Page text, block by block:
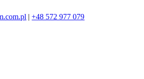
|+48 572 977 079